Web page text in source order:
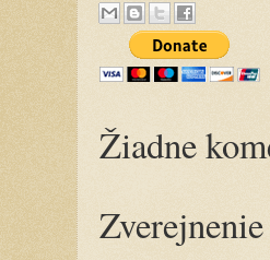
Žiadne